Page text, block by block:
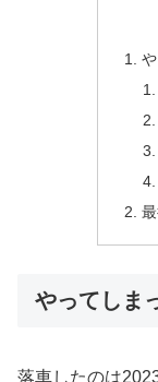
やってしま
落車したのは